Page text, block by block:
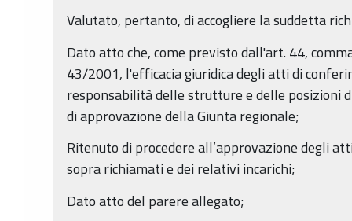
Valutato, pertanto, di accogliere la suddetta
Dato atto che, come previsto dall'art. 44,
43/2001, l'efficacia giuridica degli atti di
responsabilità delle strutture e delle posizioni
di approvazione della Giunta regionale;
Ritenuto di procedere all’approvazione degli
sopra richiamati e dei relativi incarichi;
Dato atto del parere allegato;